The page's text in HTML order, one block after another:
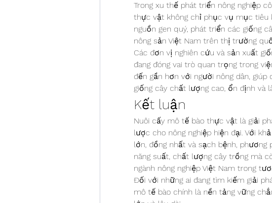
Trong xu thế phát triển nông nghiệp
thực vật không chỉ phục vụ mục tiêu
nguồn gen quý, phát triển các giống
nông sản Việt Nam trên thị trường
Các đơn vị nghiên cứu và sản xuất
đang đóng vai trò quan trọng trong
đến gần hơn với người nông dân,
giống cây chất lượng cao, ổn định và
Kết luận
Nuôi cấy mô tế bào thực vật là giải
lược cho nông nghiệp hiện đại. Với
lớn, đồng nhất và sạch bệnh, phương
năng suất, chất lượng cây trồng mà
ngành nông nghiệp Việt Nam trong
Đối với những ai đang tìm kiếm giải
mô tế bào chính là nền tảng vững